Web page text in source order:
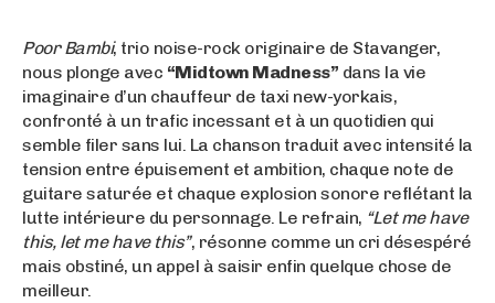
Poor Bambi, trio noise-rock originaire de Stavanger,
nous plonge avec “Midtown Madness” dans la vie
imaginaire d’un chauffeur de taxi new-yorkais,
confronté à un trafic incessant et à un quotidien qui
semble filer sans lui. La chanson traduit avec intensité la
tension entre épuisement et ambition, chaque note de
guitare saturée et chaque explosion sonore reflétant la
lutte intérieure du personnage. Le refrain, “Let me have
this, let me have this”, résonne comme un cri désespéré
mais obstiné, un appel à saisir enfin quelque chose de
meilleur.